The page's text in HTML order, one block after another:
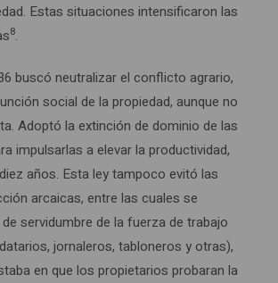
Estas situaciones intensificaron las
8.
buscó neutralizar el conflicto agrario,
social de la propiedad, aunque no
Adoptó la extinción de dominio de las
impulsarlas a elevar la productividad,
años. Esta ley tampoco evitó las
arcaicas, entre las cuales se
servidumbre de la fuerza de trabajo
jornaleros, tabloneros y otras),
en que los propietarios probaran la